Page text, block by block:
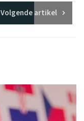
Volgendeartikel